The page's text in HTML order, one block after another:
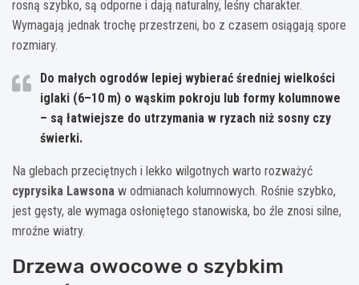
rosną szybko, są odporne i dają naturalny, leśny charakter.
Wymagają jednak trochę przestrzeni, bo z czasem osiągają spore
rozmiary.
Do małych ogrodów lepiej wybierać średniej wielkości
iglaki (6–10 m) o wąskim pokroju lub formy kolumnowe
– są łatwiejsze do utrzymania w ryzach niż sosny czy
świerki.
Na glebach przeciętnych i lekko wilgotnych warto rozważyć
cyprysika Lawsona w odmianach kolumnowych. Rośnie szybko,
jest gęsty, ale wymaga osłoniętego stanowiska, bo źle znosi silne,
mroźne wiatry.
Drzewa owocowe o szybkim